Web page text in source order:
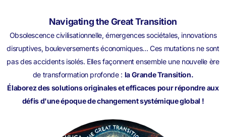
Navigating the Great Transition
Obsolescence civilisationnelle, émergences sociétales, innovations
disruptives, bouleversements économiques... Ces mutations ne sont
pas des accidents isolés. Elles façonnent ensemble une nouvelle ère
de transformation profonde : la Grande Transition.
Élaborez des solutions originales et efficaces pour répondre aux
défis d'une époque de changement systémique global !